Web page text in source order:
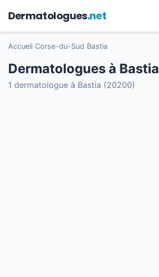
Dermatologues.net
Accueil Corse-du-Sud Bastia
Dermatologues à Bastia
1 dermatologue à Bastia (20200)